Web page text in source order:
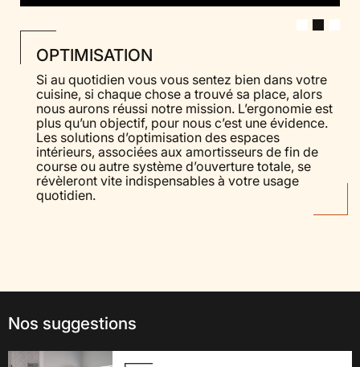
OPTIMISATION
Si au quotidien vous vous sentez bien dans votre
cuisine, si chaque chose a trouvé sa place, alors
nous aurons réussi notre mission. L’ergonomie est
plus qu’un objectif, pour nous c’est une évidence.
Les solutions d’optimisation des espaces
intérieurs, associées aux amortisseurs de fin de
course ou autre système d’ouverture totale, se
révèleront vite indispensables à votre usage
quotidien.
Nos suggestions